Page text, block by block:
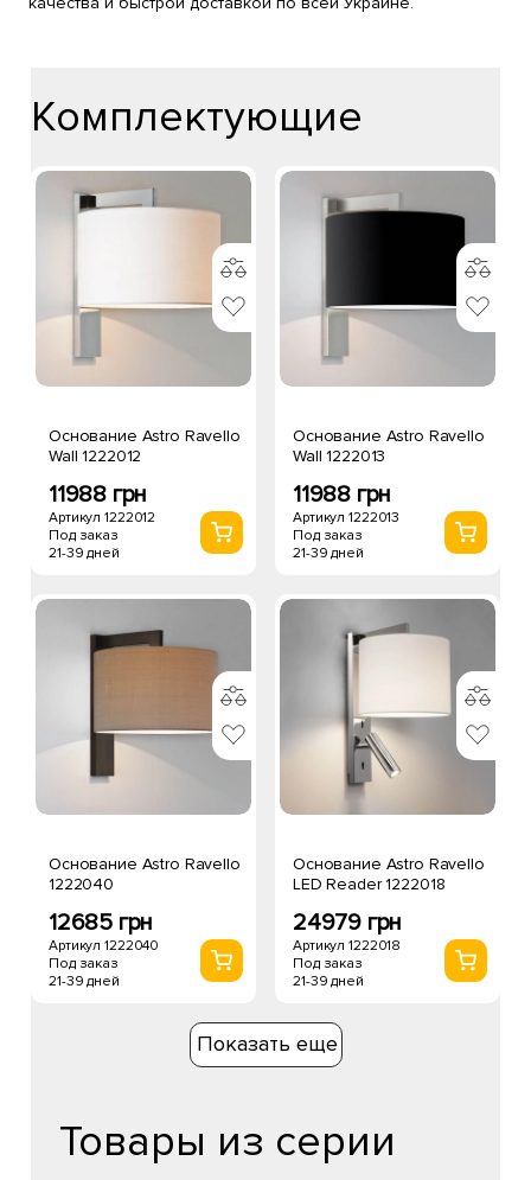
Комплектующие
Основание Astro Ravello
Wall 1222012
11988 грн
Артикул 1222012
Под заказ
21-39 дней
Основание Astro Ravello
Wall 1222013
11988 грн
Артикул 1222013
Под заказ
21-39 дней
Основание Astro Ravello
1222040
12685 грн
Артикул 1222040
Под заказ
21-39 дней
Основание Astro Ravello
LED Reader 1222018
24979 грн
Артикул 1222018
Под заказ
21-39 дней
Показать еще
Товары из серии